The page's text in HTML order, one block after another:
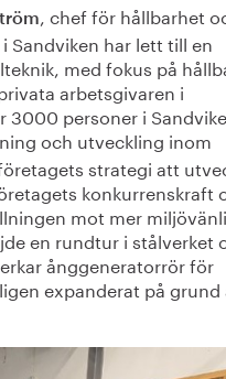
, chef för hållbarhet
Sandviken har lett till en
med fokus på
arbetsgivaren i
3000 personer i
och utveckling inom
strategi att
konkurrenskraft
mot mer
en rundtur i stålverket
ånggeneratorrör för
expanderat på grund